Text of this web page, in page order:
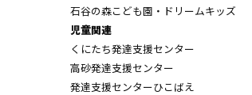
石谷の森こども園・ドリームキッズ
児童関連
くにたち発達支援センター
高砂発達支援センター
発達支援センターひこばえ